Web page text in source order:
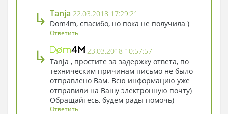
↳ Tanja 22.03.2018 17:29:21
Dom4m, спасибо, но пока не получила )
Ответить
↳
23.03.2018 10:57:57
Tanja , простите за задержку ответа, по
техническим причинам письмо не было
отправлено Вам. Всю информацию уже
отправили на Вашу электронную почту)
Обращайтесь, будем рады помочь)
Ответить